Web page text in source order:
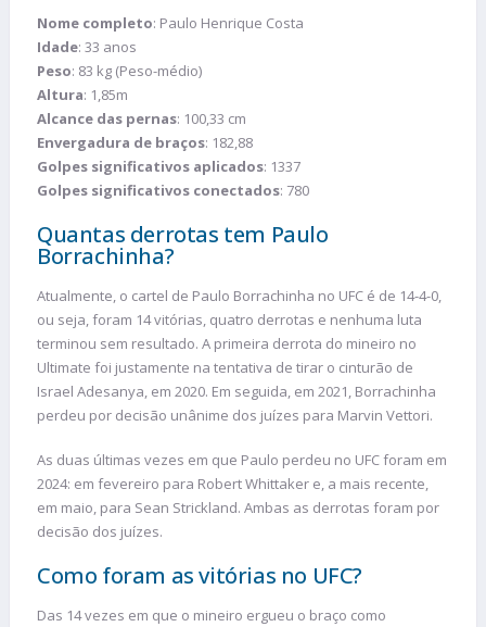
Nome completo: Paulo Henrique Costa
Idade: 33 anos
Peso: 83 kg (Peso-médio)
Altura: 1,85m
Alcance das pernas: 100,33 cm
Envergadura de braços: 182,88
Golpes significativos aplicados: 1337
Golpes significativos conectados: 780
Quantas derrotas tem Paulo
Borrachinha?
Atualmente, o cartel de Paulo Borrachinha no UFC é de 14-4-0,
ou seja, foram 14 vitórias, quatro derrotas e nenhuma luta
terminou sem resultado. A primeira derrota do mineiro no
Ultimate foi justamente na tentativa de tirar o cinturão de
Israel Adesanya, em 2020. Em seguida, em 2021, Borrachinha
perdeu por decisão unânime dos juízes para Marvin Vettori.
As duas últimas vezes em que Paulo perdeu no UFC foram em
2024: em fevereiro para Robert Whittaker e, a mais recente,
em maio, para Sean Strickland. Ambas as derrotas foram por
decisão dos juízes.
Como foram as vitórias no UFC?
Das 14 vezes em que o mineiro ergueu o braço como